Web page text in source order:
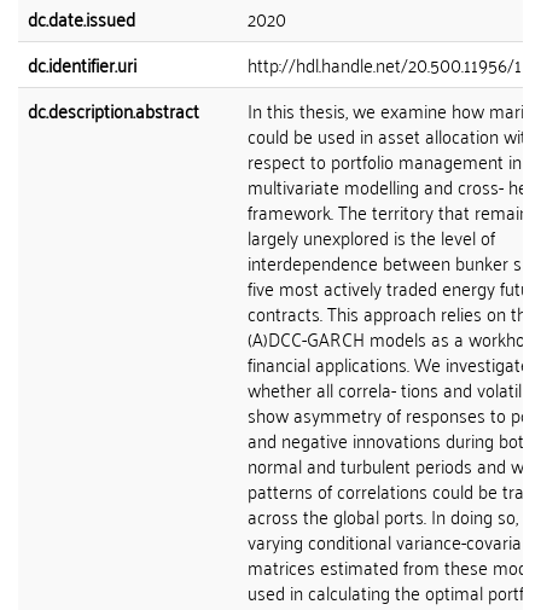
dc.date.issued
2020
dc.identifier.uri
http://hdl.handle.net/20.500.11956/
dc.description.abstract
In this thesis, we examine how
could be used in asset allocation with
respect to portfolio management in a
multivariate modelling and cross-
framework. The territory that remains
largely unexplored is the level of
interdependence between bunker
five most actively traded energy
contracts. This approach relies on the
(A)DCC-GARCH models as a
financial applications. We investigate
whether all correla- tions and
show asymmetry of responses to
and negative innovations during both
normal and turbulent periods and
patterns of correlations could be
across the global ports. In doing so,
varying conditional variance-
matrices estimated from these mod-
used in calculating the optimal